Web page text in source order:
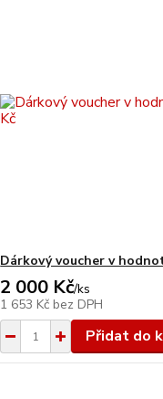
Dárkový voucher v
2 000 Kč/ks
1 653 Kč bez DPH
Přidat do